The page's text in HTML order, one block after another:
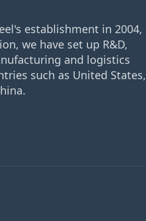
establishment in 2004,
we have set up R&D,
and logistics
such as United States,